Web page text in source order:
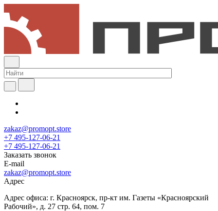
zakaz@promopt.store
+7 495-127-06-21
+7 495-127-06-21
Заказать звонок
E-mail
zakaz@promopt.store
Адрес
Адрес офиса: г. Красноярск, пр-кт им. Газеты «Красноярский
Рабочий», д. 27 стр. 64, пом. 7